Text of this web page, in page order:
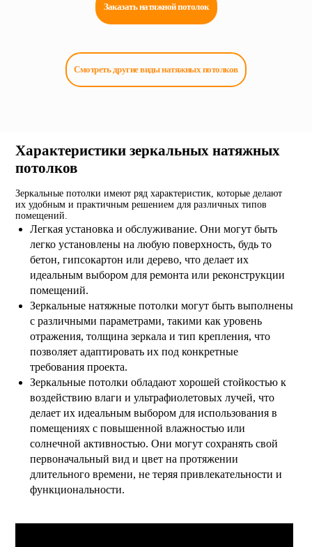
Заказать натяжной потолок
Смотреть другие виды натяжных потолков
Характеристики зеркальных натяжных
потолков
Зеркальные потолки имеют ряд характеристик, которые делают
их удобным и практичным решением для различных типов
помещений.
Легкая установка и обслуживание. Они могут быть
легко установлены на любую поверхность, будь то
бетон, гипсокартон или дерево, что делает их
идеальным выбором для ремонта или реконструкции
помещений.
Зеркальные натяжные потолки могут быть выполнены
с различными параметрами, такими как уровень
отражения, толщина зеркала и тип крепления, что
позволяет адаптировать их под конкретные
требования проекта.
Зеркальные потолки обладают хорошей стойкостью к
воздействию влаги и ультрафиолетовых лучей, что
делает их идеальным выбором для использования в
помещениях с повышенной влажностью или
солнечной активностью. Они могут сохранять свой
первоначальный вид и цвет на протяжении
длительного времени, не теряя привлекательности и
функциональности.